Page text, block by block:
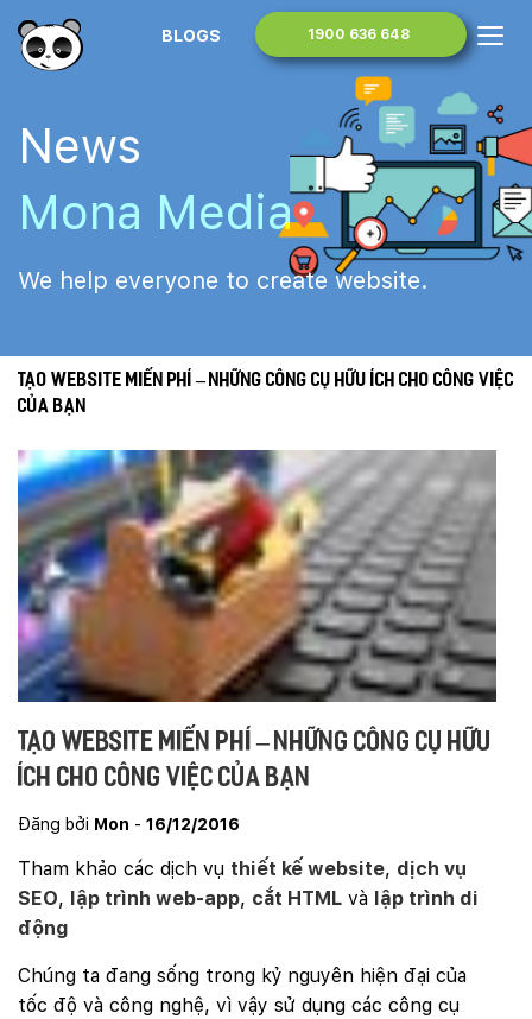
1900 636 648
BLOGS
News
Mona Media
We help everyone to create website.
Tạo website miến phí – Những công cụ hữu ích cho công việc
của bạn
Tạo website miến phí – Những công cụ hữu
ích cho công việc của bạn
Đăng bởi Mon - 16/12/2016
Tham khảo các dịch vụ thiết kế website, dịch vụ
SEO, lập trình web-app, cắt HTML và lập trình di
động
Chúng ta đang sống trong kỷ nguyên hiện đại của
tốc độ và công nghệ, vì vậy sử dụng các công cụ